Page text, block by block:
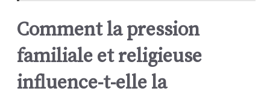
Comment la pression
familiale et religieuse
influence-t-elle la